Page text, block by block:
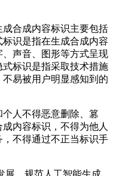
合成内容标识主要包括
识是指在生成合成内容
声音、图形等方式呈现
标识是指采取技术措施
易被用户明显感知到的
人不得恶意删除、篡
内容标识，不得为他人
不得通过不正当标识手